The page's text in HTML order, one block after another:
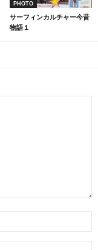
PHOTO
サーフィンカルチャー今昔
物語１